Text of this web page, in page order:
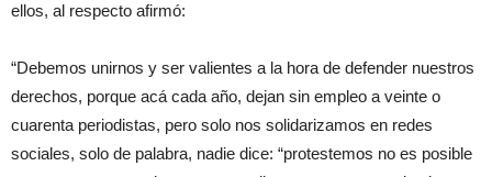
ellos, al respecto afirmó:
“Debemos unirnos y ser valientes a la hora de defender nuestros
derechos, porque acá cada año, dejan sin empleo a veinte o
cuarenta periodistas, pero solo nos solidarizamos en redes
sociales, solo de palabra, nadie dice: “protestemos no es posible